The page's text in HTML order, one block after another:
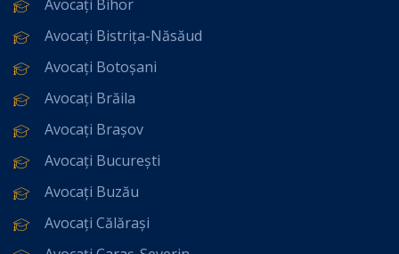
Avocați Bihor
Avocați Bistrița-Năsăud
Avocați Botoșani
Avocați Brăila
Avocați Brașov
Avocați București
Avocați Buzău
Avocați Călărași